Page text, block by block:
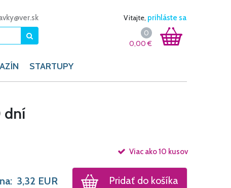
Vitajte, prihláste sa
0
0,00€
STARTUPY
dní
Viac ako 10 kusov
3,32 EUR Pridať do košíka